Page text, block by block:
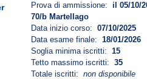
Prova di ammissione: il 05/10/
70/b Martellago
Data inizio corso: 07/10/2025
Data esame finale: 18/01/2026
Soglia minima iscritti: 15
Tetto massimo iscritti: 35
Totale iscritti: non disponibile